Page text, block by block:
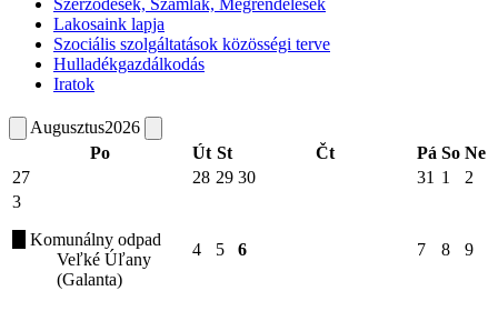
Szerződések, Számlák, Megrendelések
Lakosaink lapja
Szociális szolgáltatások közösségi terve
Hulladékgazdálkodás
Iratok
Augusztus2026
Po
Út St Čt Pá So Ne
27
28 29 30 31 1
2
3
Komunálny odpad
Veľké Úľany
(Galanta)
4 5 6 7 8 9